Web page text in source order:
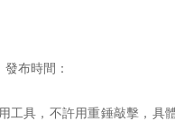
時間：
具，不許用重錘敲擊，具